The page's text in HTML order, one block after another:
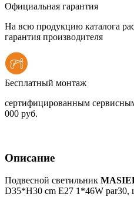
Официальная гарантия
На всю продукцию каталога
гарантия производителя
Бесплатный монтаж
сертифицированным
000 руб.
Описание
Подвесной светильник
D35*H30 cm E27 1*46W par30,